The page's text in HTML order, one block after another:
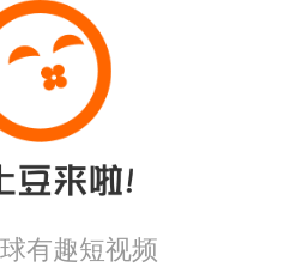
有趣短视频